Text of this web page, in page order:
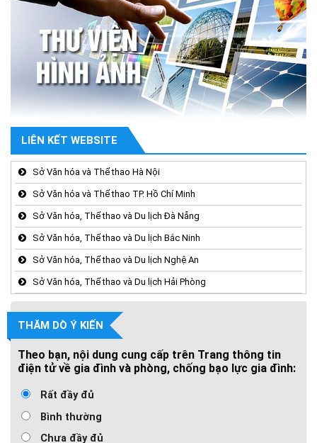
LIÊN KẾT WEBSITE
Sở Văn hóa và Thể thao Hà Nội
Sở Văn hóa và Thể thao TP. Hồ Chí Minh
Sở Văn hóa, Thể thao và Du lịch Đà Nẵng
Sở Văn hóa, Thể thao và Du lịch Bắc Ninh
Sở Văn hóa, Thể thao và Du lịch Nghệ An
Sở Văn hóa, Thể thao và Du lịch Hải Phòng
THĂM DÒ Ý KIẾN
Theo bạn, nội dung cung cấp trên Trang thông tin
điện tử về gia đình và phòng, chống bạo lực gia đình:
Rất đầy đủ
Bình thường
Chưa đầy đủ